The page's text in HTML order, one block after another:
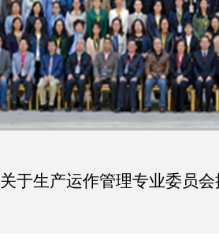
关于生产运作管理专业委员